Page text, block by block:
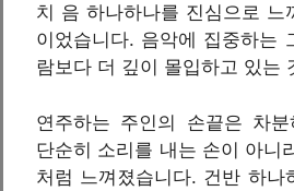
치 음 하나하나를 진심으로 느
이었습니다. 음악에 집중하는
람보다 더 깊이 몰입하고 있는
연주하는 주인의 손끝은 차분
단순히 소리를 내는 손이 아니
처럼 느껴졌습니다. 건반 하나